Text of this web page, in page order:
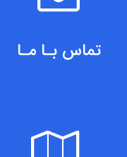
تماس بـا مـا